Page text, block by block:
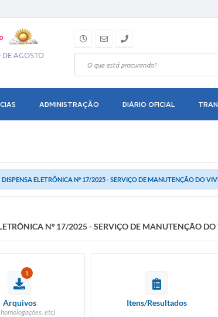
DE AGOSTO
ADMINISTRAÇÃO DIÁRIO OFICIAL
DISPENSA ELETRÔNICA Nº 17/2025 - SERVIÇO DE MANUTENÇÃO DO
Nº 17/2025 - SERVIÇO DE MANUTENÇÃO
1
Arquivos
etc)
Itens/Resultados